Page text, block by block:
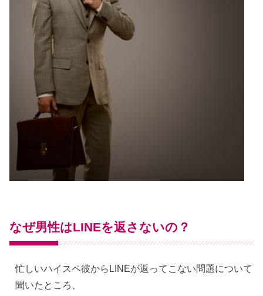
なぜ男性はLINEを返さないの？
忙しいハイスペ彼からLINEが返ってこない問題について
聞いたところ、